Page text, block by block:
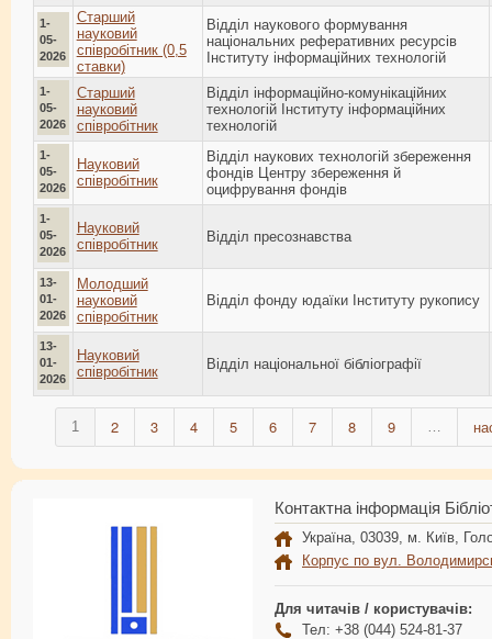
1-
05-
2026
Старший
науковий
співробітник (0,5
ставки)
Відділ наукового формування
національних реферативних ресурсів
Інституту інформаційних технологій
1-
05-
2026
Старший
науковий
співробітник
Відділ інформаційно-комунікаційних
технологій Інституту інформаційних
технологій
1-
05-
2026
Науковий
співробітник
Відділ наукових технологій збереження
фондів Центру збереження й
оцифрування фондів
1-
05-
2026
Науковий
співробітник
Відділ пресознавства
13-
01-
2026
Молодший
науковий
співробітник
Відділ фонду юдаїки Інституту рукопису
13-
01-
2026
Науковий
співробітник
Відділ національної бібліографії
1 2 3 4 5 6 7 8 9
Контактна інформація
Україна, 03039, м. Київ,
Корпус по вул.
Для читачів / користувачів:
Тел: +38 (044) 524-81-37